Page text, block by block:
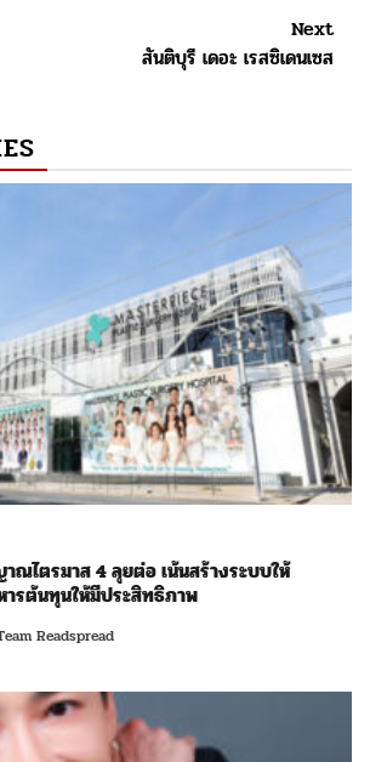
Next
สันติบุรี เดอะ เรสซิเดนเซส
ณไตรมาส 4 ลุยต่อ เน้นสร้างระบบให้
รต้นทุนให้มีประสิทธิภาพ
Readspread